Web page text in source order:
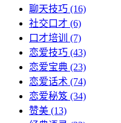
聊天技巧 (16)
社交口才 (6)
口才培训
(7)
恋爱技巧 (43)
恋爱宝典 (23)
恋爱话术 (74)
恋爱秘笈 (34)
赞美 (13)